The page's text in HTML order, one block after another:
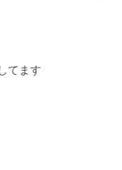
てます